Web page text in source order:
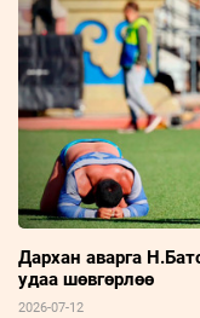
Дархан аварга
удаа шөвгөрлөө
2026-07-12